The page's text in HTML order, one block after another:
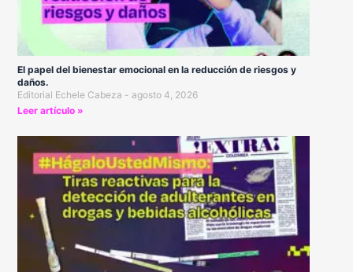
El papel del bienestar emocional en la reducción de riesgos y
daños.
Editorial Echele Cabeza
agosto 4, 2026
Leer artículo »